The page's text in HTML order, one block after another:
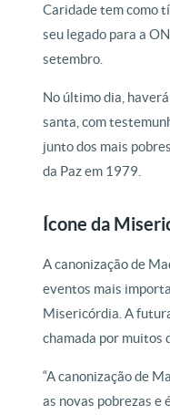
Caridade tem como
seu legado para a
setembro.
No último dia,
santa, com
junto dos mais
da Paz em 1979.
Ícone da
A canonização de
eventos mais
Misericórdia. A
chamada por muitos
“A canonização de
as novas pobrezas e